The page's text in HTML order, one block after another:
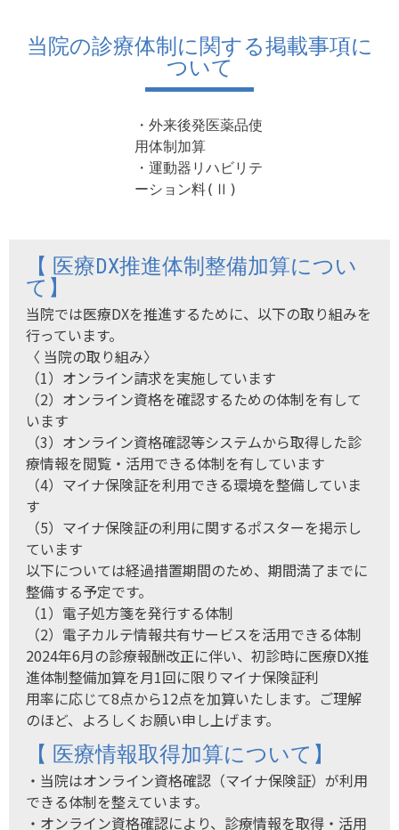
当院の診療体制に関する掲載事項に
ついて
・外来後発医薬品使
用体制加算
・運動器リハビリテ
ーション料(Ⅱ)
【 医療DX推進体制整備加算につい
て】
当院では医療DXを推進するために、以下の取り組みを
行っています。
〈 当院の取り組み〉
（1）オンライン請求を実施しています
（2）オンライン資格を確認するための体制を有して
います
（3）オンライン資格確認等システムから取得した診
療情報を閲覧・活用できる体制を有しています
（4）マイナ保険証を利用できる環境を整備していま
す
（5）マイナ保険証の利用に関するポスターを掲示し
ています
以下については経過措置期間のため、期間満了までに
整備する予定です。
（1）電子処方箋を発行する体制
（2）電子カルテ情報共有サービスを活用できる体制
2024年6月の診療報酬改正に伴い、初診時に医療DX推
進体制整備加算を月1回に限りマイナ保険証利
用率に応じて8点から12点を加算いたします。ご理解
のほど、よろしくお願い申し上げます。
【 医療情報取得加算について】
・当院はオンライン資格確認（マイナ保険証）が利用
できる体制を整えています。
・オンライン資格確認により、診療情報を取得・活用